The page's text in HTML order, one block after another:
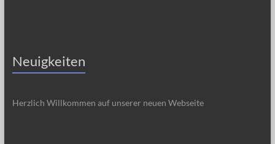
Neuigkeiten
Herzlich Willkommen auf unserer neuen Webseite